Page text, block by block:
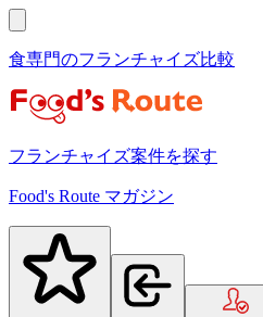
食専門のフランチャイズ比較
フランチャイズ案件を探す
Food's Route マガジン